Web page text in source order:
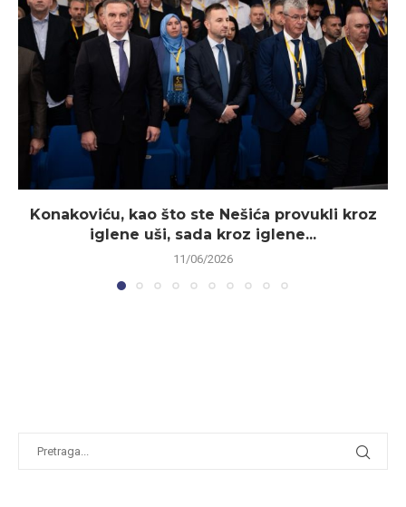
Konakoviću, kao što ste Nešića provukli kroz
iglene uši, sada kroz iglene...
11/06/2026